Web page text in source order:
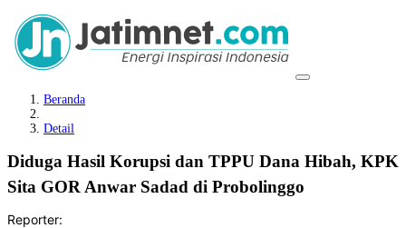
Beranda
Detail
Diduga Hasil Korupsi dan TPPU Dana Hibah, KPK
Sita GOR Anwar Sadad di Probolinggo
Reporter: